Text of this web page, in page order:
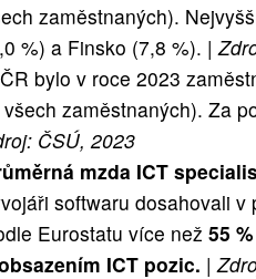
zaměstnaných).
%) a Finsko (7,8 %). |
bylo v roce 2023
zaměstnaných). Za
ČSÚ, 2023
mzda ICT
softwaru dosahovali v
Eurostatu více než 55
ICT pozic. |